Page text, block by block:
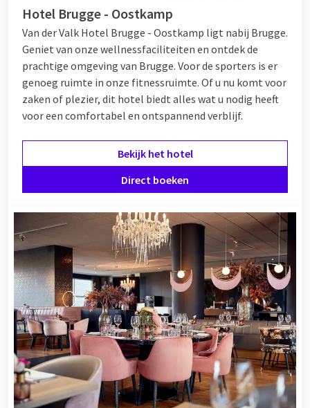
Hotel Brugge - Oostkamp
Van der Valk Hotel Brugge - Oostkamp ligt nabij Brugge.
Geniet van onze wellnessfaciliteiten en ontdek de
prachtige omgeving van Brugge. Voor de sporters is er
genoeg ruimte in onze fitnessruimte. Of u nu komt voor
zaken of plezier, dit hotel biedt alles wat u nodig heeft
voor een comfortabel en ontspannend verblijf.
Bekijk het hotel
Direct boeken